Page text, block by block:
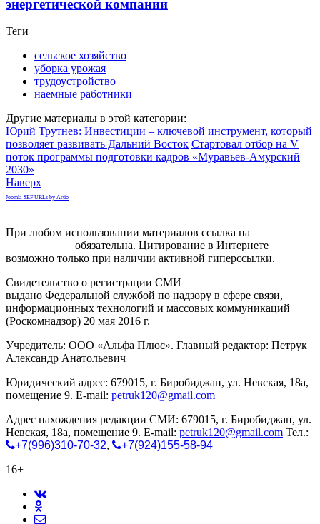
энергетической компании
Теги
сельское хозяйство
уборка урожая
трудоустройство
наемные работники
Другие материалы в этой категории:
Юрий Трутнев: Инвестиции – ключевой инструмент, который
позволяет развивать Дальний Восток Стартовал отбор на V
поток программы подготовки кадров «Муравьев-Амурский
2030»
Наверх
Joomla SEF URLs by Artio
При любом использовании материалов ссылка на
обязательна. Цитирование в Интернете
возможно только при наличии активной гиперссылки.
Свидетельство о регистрации СМИ
выдано Федеральной службой по надзору в сфере связи,
информационных технологий и массовых коммуникаций
(Роскомнадзор) 20 мая 2016 г.
Учредитель: ООО «Альфа Плюс». Главный редактор: Петрук
Александр Анатольевич
Юридический адрес: 679015, г. Биробиджан, ул. Невская, 18а,
помещение 9. E-mail: petruk120@gmail.com
Адрес нахождения редакции СМИ: 679015, г. Биробиджан, ул.
Невская, 18а, помещение 9. E-mail: petruk120@gmail.com Тел.:
+7(996)310-70-32,
+7(924)155-58-94
16+